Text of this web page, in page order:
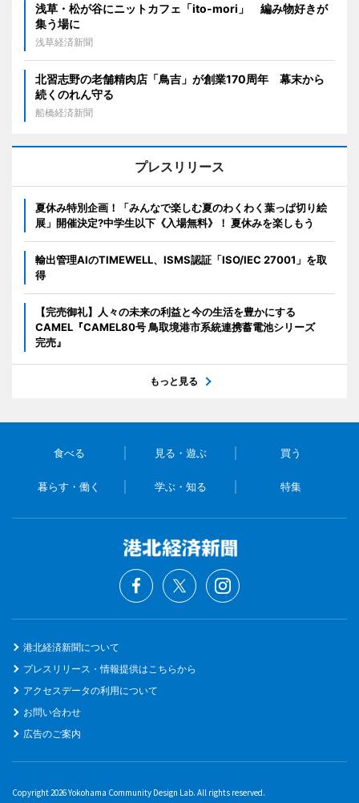
浅草・松が谷にニットカフェ「ito-mori」 編み物好きが
集う場に
浅草経済新聞
北習志野の老舗精肉店「鳥吉」が創業170周年 幕末から
続くのれん守る
船橋経済新聞
プレスリリース
夏休み特別企画！「みんなで楽しむ夏のわくわく葉っぱ切り絵
展」開催決定?中学生以下《入場無料》！ 夏休みを楽しもう
輸出管理AIのTIMEWELL、ISMS認証「ISO/IEC 27001」を取
得
【完売御礼】人々の未来の利益と今の生活を豊かにする
CAMEL『CAMEL80号 鳥取境港市系統連携蓄電池シリーズ
完売』
もっと見る
食べる 見る・遊ぶ 買う
暮らす・働く 学ぶ・知る 特集
港北経済新聞について
プレスリリース・情報提供はこちらから
アクセスデータの利用について
お問い合わせ
広告のご案内
Copyright 2026 Yokohama Community Design Lab. All rights reserved.